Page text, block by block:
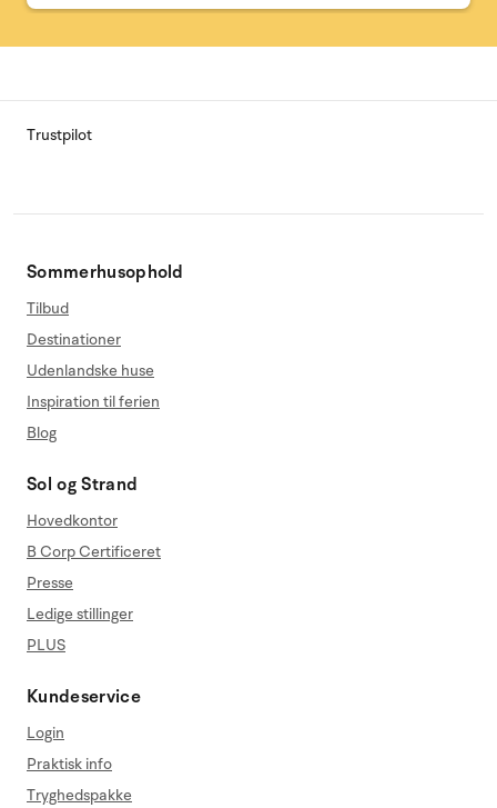
Trustpilot
Sommerhusophold
Tilbud
Destinationer
Udenlandske huse
Inspiration til ferien
Blog
Sol og Strand
Hovedkontor
B Corp Certificeret
Presse
Ledige stillinger
PLUS
Kundeservice
Login
Praktisk info
Tryghedspakke